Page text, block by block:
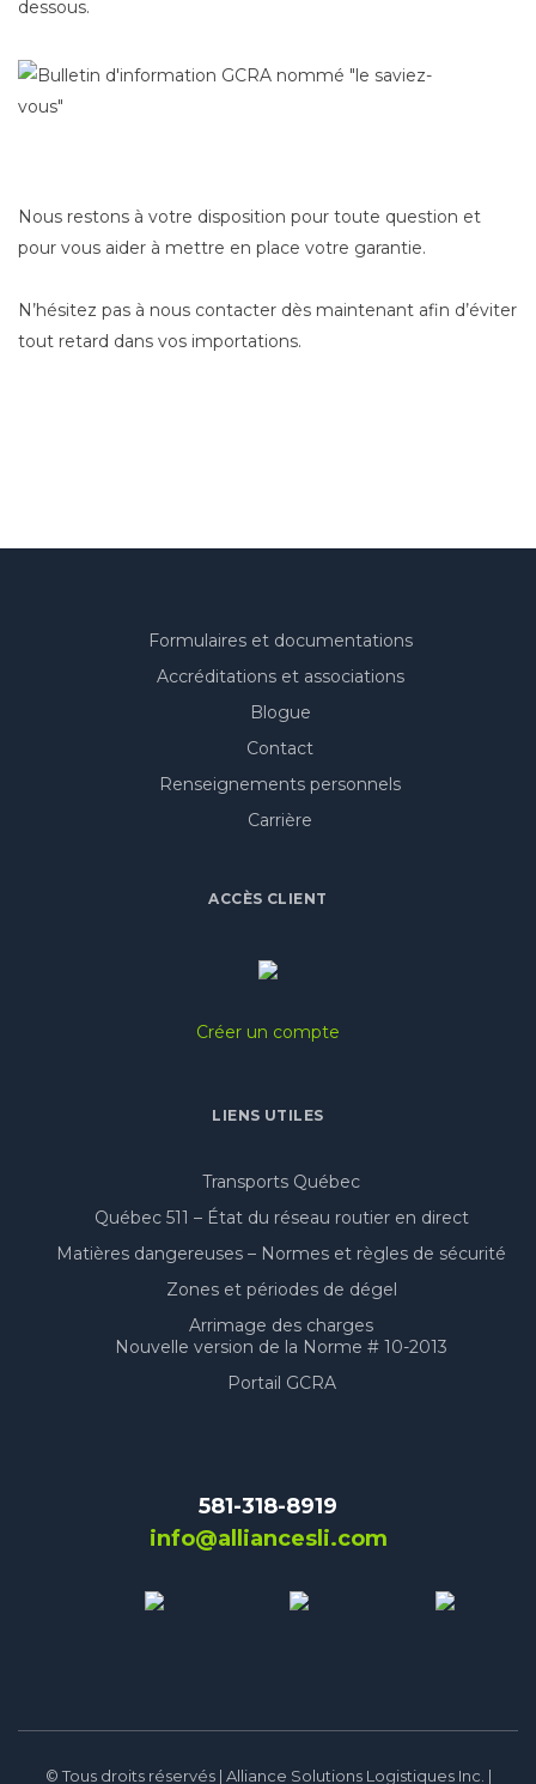
dessous.
Nous restons à votre disposition pour toute question et
pour vous aider à mettre en place votre garantie.
N’hésitez pas à nous contacter dès maintenant afin d’éviter
tout retard dans vos importations.
Formulaires et documentations
Accréditations et associations
Blogue
Contact
Renseignements personnels
Carrière
ACCÈS CLIENT
Créer un compte
LIENS UTILES
Transports Québec
Québec 511 – État du réseau routier en direct
Matières dangereuses – Normes et règles de sécurité
Zones et périodes de dégel
Arrimage des charges
Nouvelle version de la Norme # 10-2013
Portail GCRA
581-318-8919
info@alliancesli.com
© Tous droits réservés | Alliance Solutions Logistiques Inc. |